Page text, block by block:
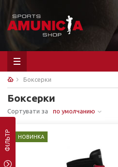
Боксерки
Боксерки
Сортувати за по умолчанию
ФІЛЬТР НОВИНКА